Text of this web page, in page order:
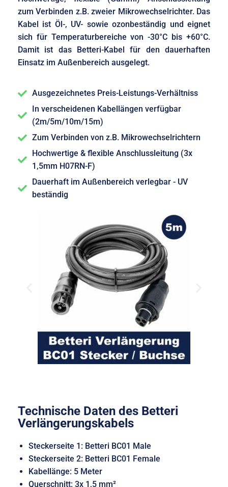
zum Verbinden z.B. zweier Mikrowechselrichter. Das
Kabel ist Öl-, UV- sowie ozonbeständig und eignet
sich für Temperaturbereiche von -30°C bis +60°C.
Damit ist das Betteri-Kabel für den dauerhaften
Einsatz im Außenbereich ausgelegt.
Ausgezeichnetes Preis-Leistungs-Verhältniss
In verscheidenen Kabellängen verfügbar
(2m/5m/10m/15m)
Zum Verbinden von z.B. Mikrowechselrichtern
Hochwertige & flexible Anschlussleitung (3x
1,5mm H07RN-F)
Dauerhaft im Außenbereich verlegbar - UV
beständig
Technische Daten des Betteri
Verlängerungskabels
Steckerseite 1: Betteri BC01 Male
Steckerseite 2: Betteri BC01 Female
Kabellänge: 5 Meter
Querschnitt: 3x 1,5 mm²